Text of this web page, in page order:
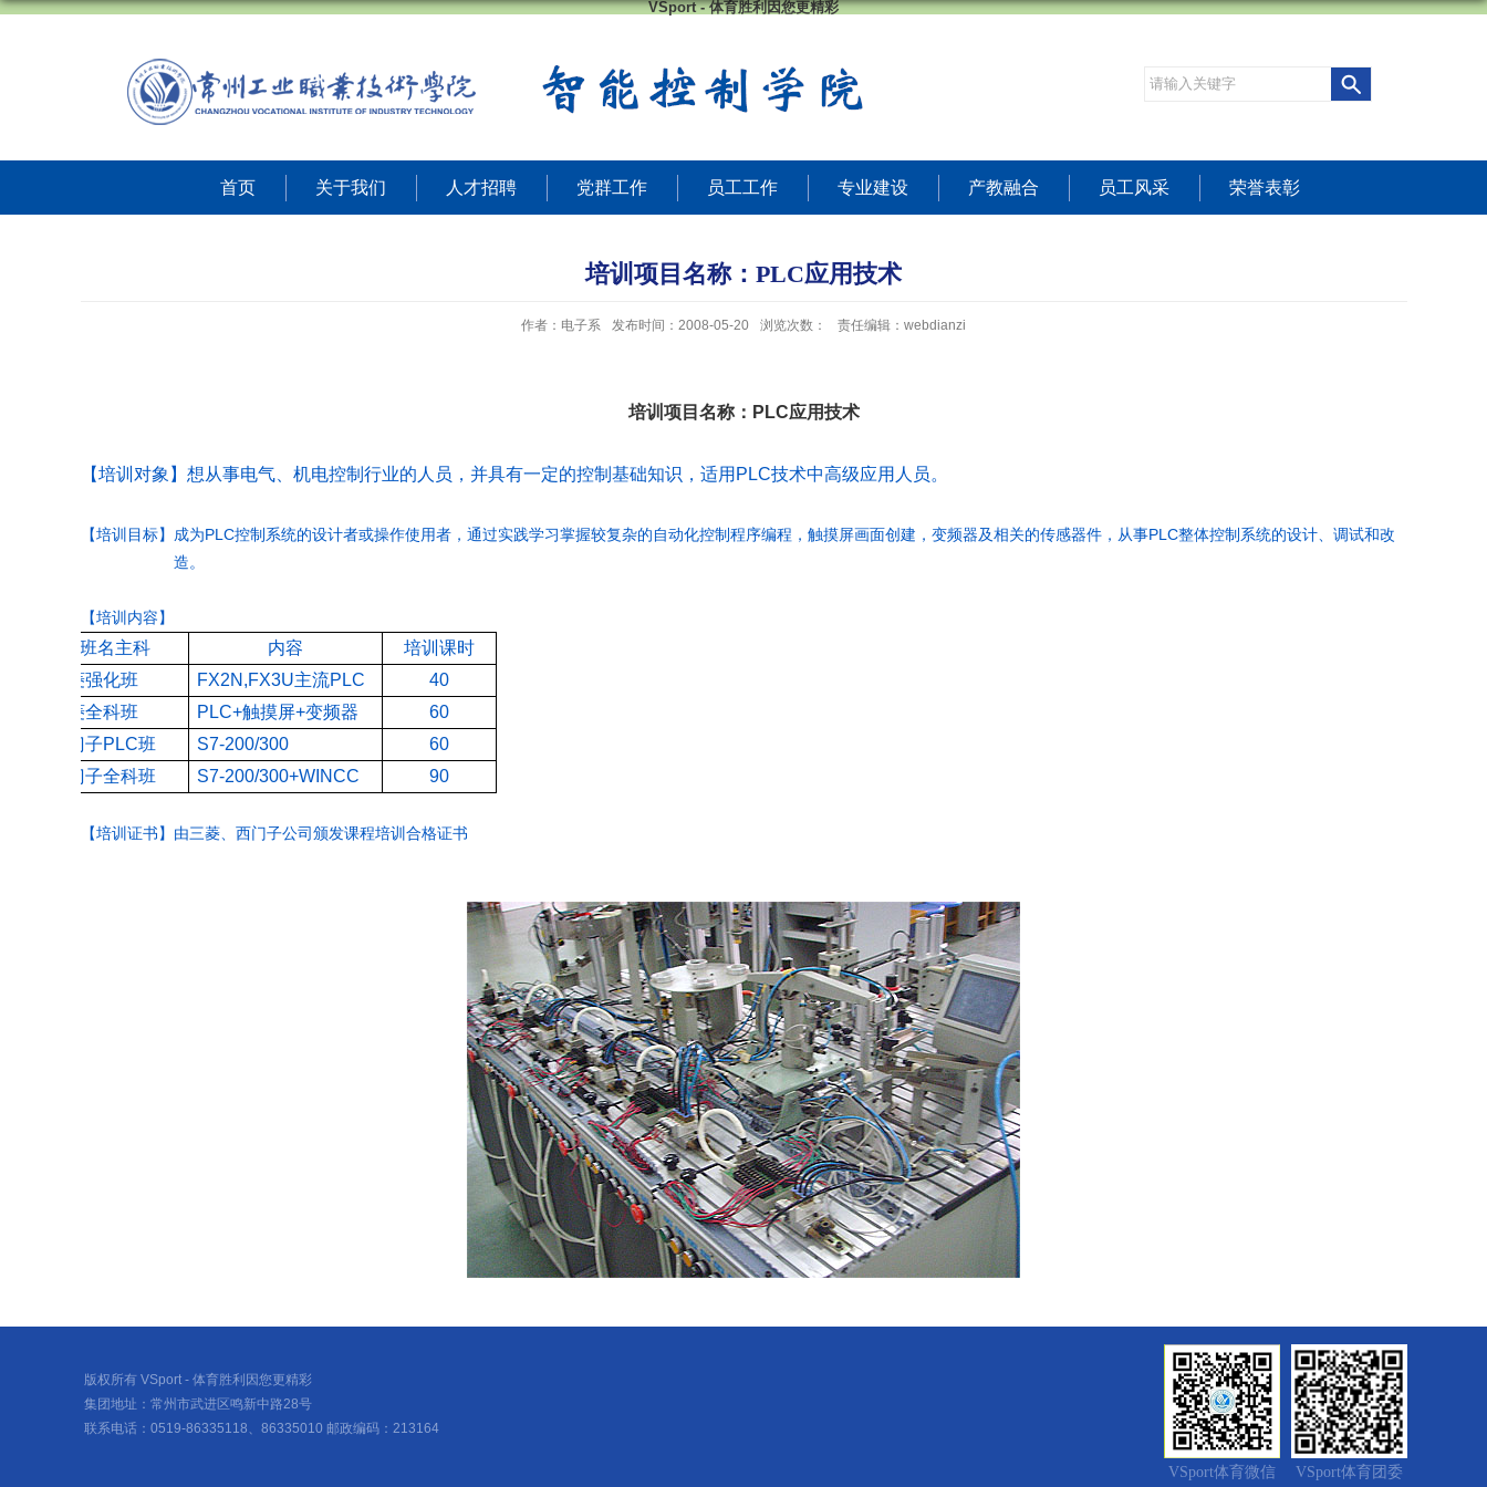
VSport - 体育胜利因您更精彩
首页 关于我们 人才招聘 党群工作 员工工作 专业建设 产教融合 员工风采 荣誉表彰
培训项目名称：PLC应用技术
作者：电子系 发布时间：2008-05-20 浏览次数： 责任编辑：webdianzi
培训项目名称： PLC应用技术
【培训对象】想从事电气、机电控制行业的人员，并具有一定的控制基础知识，适用 PLC技术中高级应用人员。
【培训目标】 成为PLC控制系统的设计者或操作使用者，通过实践学习掌握较复杂的自动化控制程序编程，触摸屏画面创建，变频器及相关的传感器件，从事PLC整体控制系统的设计、调试和改
造。
【培训内容】
班名主科 内容
培训课时
三菱强化班
FX2N,FX3U主流PLC
40
三菱全科班
PLC+触摸屏+变频器
60
西门子PLC班 S7-200/300
60
西门子全科班
S7-200/300+WINCC 90
【培训证书】由三菱、西门子公司颁发课程培训合格证书
版权所有 VSport - 体育胜利因您更精彩
集团地址：常州市武进区鸣新中路28号
联系电话：0519-86335118、86335010 邮政编码：213164
VSport体育微信 VSport体育团委